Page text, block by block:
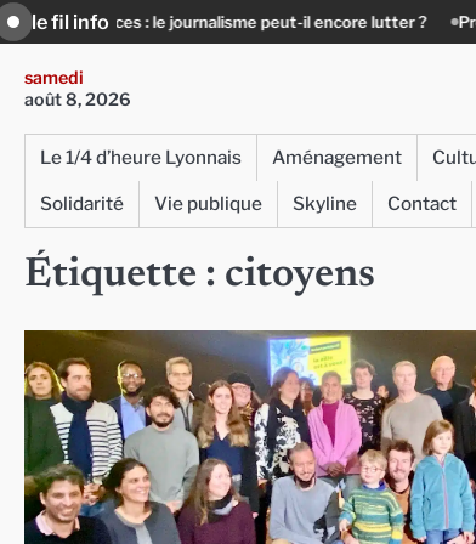
Skip
to
content
le fil info
: le journalisme peut-il encore lutter ? Précarité,
samedi
août 8, 2026
Le 1/4 d’heure Lyonnais Aménagement
Solidarité
Vie publique Skyline Contact
Étiquette : citoyens